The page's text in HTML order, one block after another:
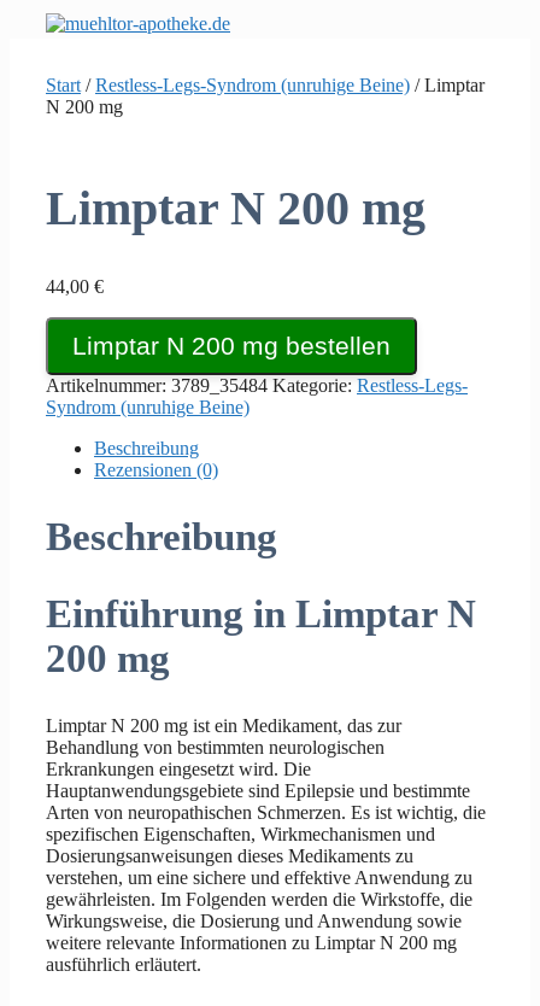
Start /Restless-Legs-Syndrom (unruhige Beine) / Limptar
N 200 mg
Limptar N 200 mg
44,00 €
Limptar N 200 mg bestellen
Artikelnummer: 3789_35484 Kategorie: Restless-Legs-
Syndrom (unruhige Beine)
Beschreibung
Rezensionen (0)
Beschreibung
Einführung in Limptar N
200 mg
Limptar N 200 mg ist ein Medikament, das zur
Behandlung von bestimmten neurologischen
Erkrankungen eingesetzt wird. Die
Hauptanwendungsgebiete sind Epilepsie und bestimmte
Arten von neuropathischen Schmerzen. Es ist wichtig, die
spezifischen Eigenschaften, Wirkmechanismen und
Dosierungsanweisungen dieses Medikaments zu
verstehen, um eine sichere und effektive Anwendung zu
gewährleisten. Im Folgenden werden die Wirkstoffe, die
Wirkungsweise, die Dosierung und Anwendung sowie
weitere relevante Informationen zu Limptar N 200 mg
ausführlich erläutert.